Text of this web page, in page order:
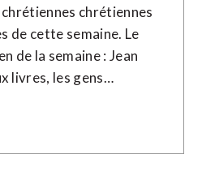
chrétiennes
de cette semaine. Le
de la semaine : Jean
livres, les gens…